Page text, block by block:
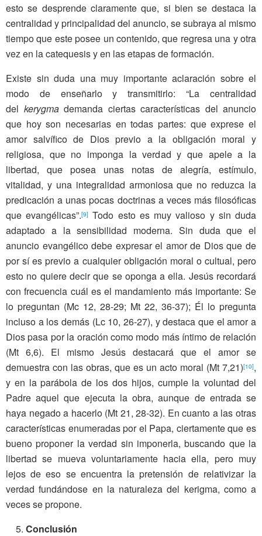
esto se desprende claramente que, si bien se destaca la
centralidad y principalidad del anuncio, se subraya al mismo
tiempo que este posee un contenido, que regresa una y otra
vez en la catequesis y en las etapas de formación.
Existe sin duda una muy importante aclaración sobre el
modo de enseñarlo y transmitirlo: “La centralidad
del kerygma demanda ciertas caracte­rísticas del anuncio
que hoy son necesarias en to­das partes: que exprese el
amor salvífico de Dios previo a la obligación moral y
religiosa, que no imponga la verdad y que apele a la
libertad, que posea unas notas de alegría, estímulo,
vitalidad, y una integralidad armoniosa que no reduzca la
predicación a unas pocas doctrinas a veces más filosóficas
que evangélicas”.[9] Todo esto es muy valioso y sin duda
adaptado a la sensibilidad moderna. Sin duda que el
anuncio evangélico debe expresar el amor de Dios que de
por sí es previo a cualquier obligación moral o cultual, pero
esto no quiere decir que se oponga a ella. Jesús recordará
con frecuencia cuál es el mandamiento más importante: Se
lo preguntan (Mc 12, 28-29; Mt 22, 36-37); Él lo pregunta
incluso a los demás (Lc 10, 26-27), y destaca que el amor a
Dios pasa por la oración como modo más íntimo de relación
(Mt 6,6). El mismo Jesús destacará que el amor se
demuestra con las obras, que es un acto moral (Mt 7,21)[10],
y en la parábola de los dos hijos, cumple la voluntad del
Padre aquel que ejecuta la obra, aunque de entrada se
haya negado a hacerlo (Mt 21, 28-32). En cuanto a las otras
características enumeradas por el Papa, ciertamente que es
bueno proponer la verdad sin imponerla, buscando que la
libertad se mueva voluntariamente hacia ella, pero muy
lejos de eso se encuentra la pretensión de relativizar la
verdad fundándose en la naturaleza del kerigma, como a
veces se propone.
Conclusión